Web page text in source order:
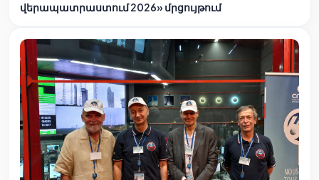
վերապատրաստում 2026» մրցույթում